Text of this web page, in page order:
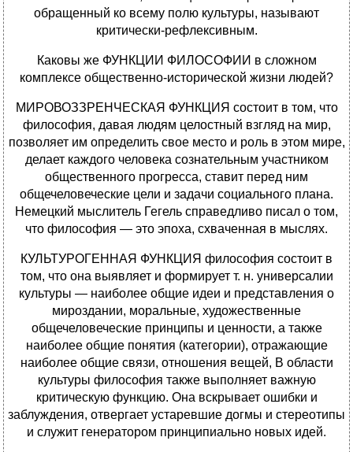
обращенный ко всему полю культуры, называют
критически-рефлексивным.
Каковы же ФУНКЦИИ ФИЛОСОФИИ в сложном
комплексе общественно-исторической жизни людей?
МИРОВОЗЗРЕНЧЕСКАЯ ФУНКЦИЯ состоит в том, что
философия, давая людям целостный взгляд на мир,
позволяет им определить свое место и роль в этом мире,
делает каждого человека сознательным участником
общественного прогресса, ставит перед ним
общечеловеческие цели и задачи социального плана.
Немецкий мыслитель Гегель справедливо писал о том,
что философия — это эпоха, схваченная в мыслях.
КУЛЬТУРОГЕННАЯ ФУНКЦИЯ философия состоит в
том, что она выявляет и формирует т. н. универсалии
культуры — наиболее общие идеи и представления о
мироздании, моральные, художественные
общечеловеческие принципы и ценности, а также
наиболее общие понятия (категории), отражающие
наиболее общие связи, отношения вещей, В области
культуры философия также выполняет важную
критическую функцию. Она вскрывает ошибки и
заблуждения, отвергает устаревшие догмы и стереотипы
и служит генератором принципиально новых идей.